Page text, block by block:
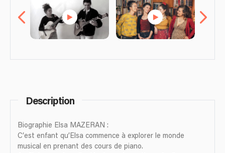
Description
Biographie Elsa MAZERAN :
C’est enfant qu’Elsa commence à explorer le monde
musical en prenant des cours de piano.